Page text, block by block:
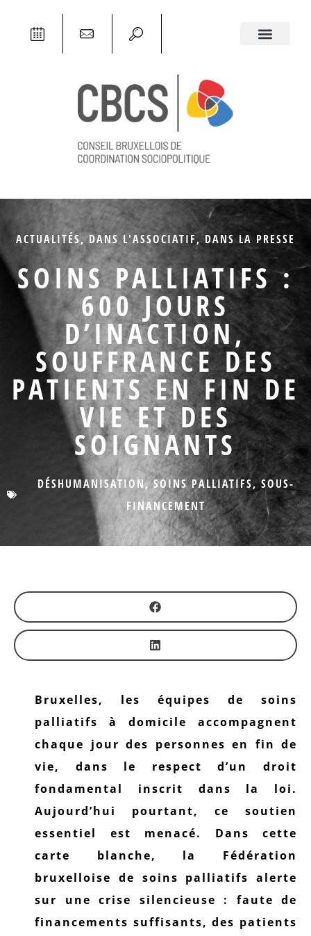
ACTUALITÉS,DANS L'ASSOCIATIF,DANS LA PRESSE
SOINS PALLIATIFS :
600 JOURS
D’INACTION,
SOUFFRANCE DES
PATIENTS EN FIN DE
VIE ET DES
SOIGNANTS
DÉSHUMANISATION,SOINS PALLIATIFS,SOUS-
FINANCEMENT
Bruxelles, les équipes de soins
palliatifs à domicile accompagnent
chaque jour des personnes en fin de
vie, dans le respect d’un droit
fondamental inscrit dans la loi.
Aujourd’hui pourtant, ce soutien
essentiel est menacé. Dans cette
carte blanche, la Fédération
bruxelloise de soins palliatifs alerte
sur une crise silencieuse : faute de
financements suffisants, des patients